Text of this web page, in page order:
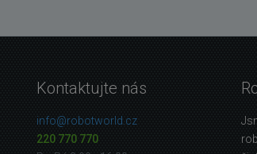
Kontaktujte nás
info@robotworld.cz
220 770 770